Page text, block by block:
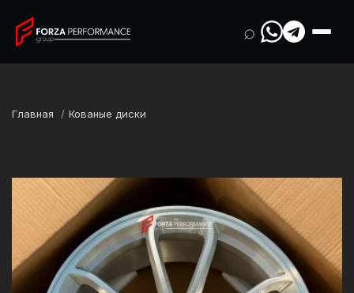
⌕
Главная Кованые диски
Марка
Porsche